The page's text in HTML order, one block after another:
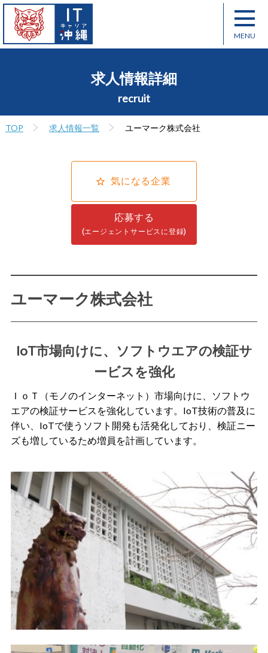
求人情報詳細
recruit
TOP 求人情報一覧 ユーマーク株式会社
気になる企業
応募する
(エージェントサービスに登録)
ユーマーク株式会社
IoT市場向けに、ソフトウエアの検証サ
ービスを強化
ＩｏＴ（モノのインターネット）市場向けに、ソフトウ
エアの検証サービスを強化しています。IoT技術の普及に
伴い、IoTで使うソフト開発も活発化しており、検証ニー
ズも増しているため増員を計画しています。